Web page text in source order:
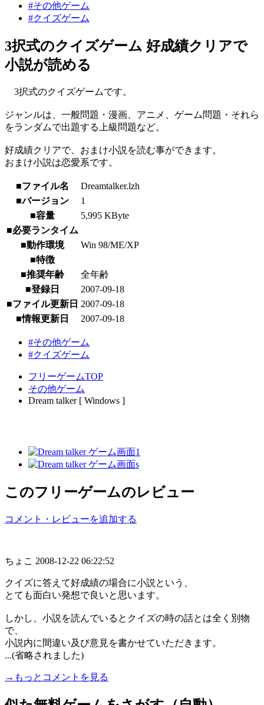
#その他ゲーム
#クイズゲーム
3択式のクイズゲーム 好成績クリアで
小説が読める
3択式のクイズゲームです。
ジャンルは、一般問題・漫画、アニメ、ゲーム問題・それら
をランダムで出題する上級問題など。
好成績クリアで、おまけ小説を読む事ができます。
おまけ小説は恋愛系です。
■ファイル名
Dreamtalker.lzh
■バージョン
1
■容量
5,995 KByte
■必要ランタイム
■動作環境
Win 98/ME/XP
■特徴
■推奨年齢
全年齢
■登録日
2007-09-18
■ファイル更新日 2007-09-18
■情報更新日
2007-09-18
#その他ゲーム
#クイズゲーム
フリーゲームTOP
その他ゲーム
Dream talker [ Windows ]
このフリーゲームのレビュー
コメント・レビューを追加する
ちょこ 2008-12-22 06:22:52
クイズに答えて好成績の場合に小説という、
とても面白い発想で良いと思います。
しかし、小説を読んでいるとクイズの時の話とは全く別物
で、
小説内に間違い及び意見を書かせていただきます。
...(省略されました)
→もっとコメントを見る